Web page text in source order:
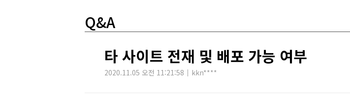
Q&A
타 사이트 전재 및 배포 가능 여부
2020.11.05 오전 11:21:58 kkn****